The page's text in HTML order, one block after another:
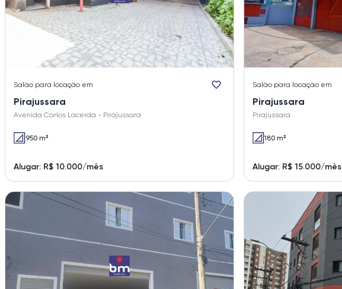
Salão para locação em
Pirajussara
Avenida Carlos Lacerda - Pirajussara
950 m²
Alugar: R$ 10.000/mês
Salão para locação em
Pirajussara
Pirajussara
180 m²
Alugar: R$ 15.000/mês